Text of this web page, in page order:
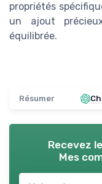
propriétés
un ajout
équilibrée.
Résumer
Recevez
Mes